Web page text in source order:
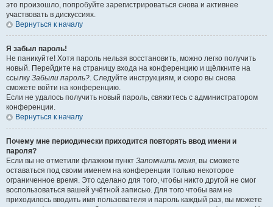
это произошло, попробуйте зарегистрироваться снова и активнее
участвовать в дискуссиях.
Вернуться к началу
Я забыл пароль!
Не паникуйте! Хотя пароль нельзя восстановить, можно легко получить
новый. Перейдите на страницу входа на конференцию и щёлкните на
ссылку Забыли пароль?. Следуйте инструкциям, и скоро вы снова
сможете войти на конференцию.
Если не удалось получить новый пароль, свяжитесь с администратором
конференции.
Вернуться к началу
Почему мне периодически приходится повторять ввод имени и
пароля?
Если вы не отметили флажком пункт Запомнить меня, вы сможете
оставаться под своим именем на конференции только некоторое
ограниченное время. Это сделано для того, чтобы никто другой не смог
воспользоваться вашей учётной записью. Для того чтобы вам не
приходилось вводить имя пользователя и пароль каждый раз, вы можете